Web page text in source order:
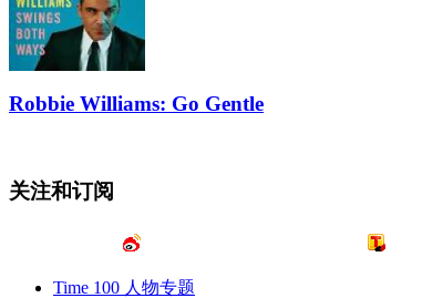
Robbie Williams: Go Gentle
关注和订阅
Time 100 人物专题